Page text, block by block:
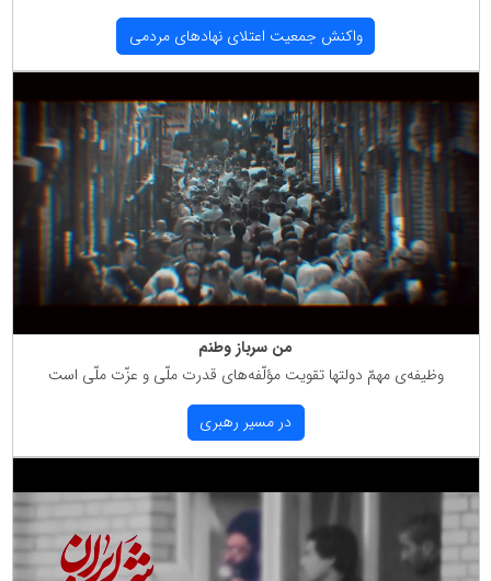
واكنش جمعیت اعتلای نهادهای مردمی
من سرباز وطنم
وظیفه‌ی مهمّ دولتها تقویت مؤلّفه‌های قدرت ملّی و عزّت ملّی است
در مسیر رهبری